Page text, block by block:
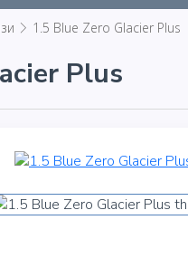
1.5 Blue Zero Glacier Plus
Plus